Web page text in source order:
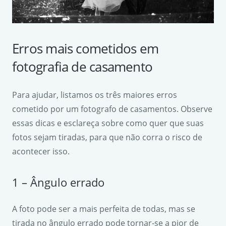
Erros mais cometidos em
fotografia de casamento
Para ajudar, listamos os três maiores erros
cometido por um fotografo de casamentos. Observe
essas dicas e esclareça sobre como quer que suas
fotos sejam tiradas, para que não corra o risco de
acontecer isso.
1 – Ângulo errado
A foto pode ser a mais perfeita de todas, mas se
tirada no ângulo errado pode tornar-se a pior de